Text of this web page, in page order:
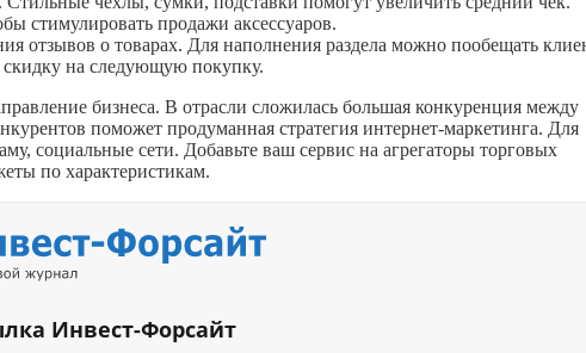
стимулировать продажи аксессуаров.
отзывов о товарах. Для наполнения раздела можно пообещать
на следующую покупку.
бизнеса. В отрасли сложилась большая конкуренция между
поможет продуманная стратегия интернет-маркетинга. Для
социальные сети. Добавьте ваш сервис на агрегаторы торговых
по характеристикам.
Инвест-Форсайт